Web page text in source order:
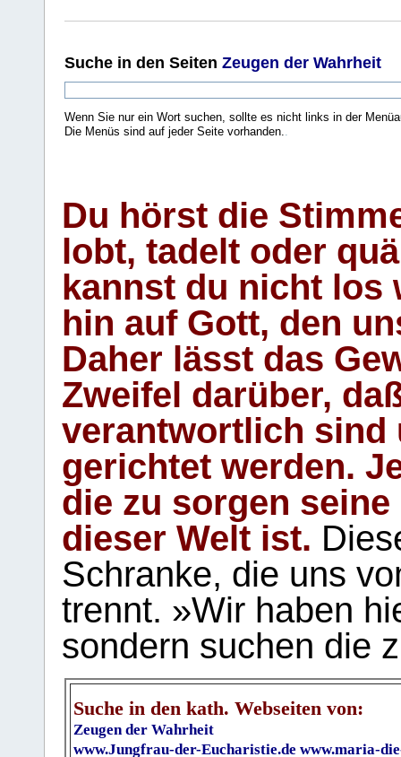
Suche in den Seiten Zeugen der Wahrheit
Wenn Sie nur ein Wort suchen, sollte es nicht links in der
Die Menüs sind auf jeder Seite vorhanden.
Du hörst die
lobt, tadelt oder
kannst du nicht los
hin auf Gott, den
Daher lässt das
Zweifel darüber,
verantwortlich sind
gerichtet werden.
die zu sorgen
dieser Welt ist.
Schranke, die uns
trennt. »Wir haben
sondern suchen die
Suche in den kath. Webseiten von:
Zeugen der Wahrheit
www.Jungfrau-der-Eucharistie.de www.maria-